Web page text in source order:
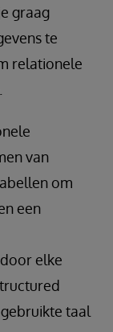
graag
te
relationele
van
om
een
elke
taal